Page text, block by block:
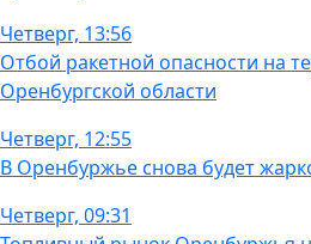
Четверг, 13:56
Отбой ракетной опасности на
Оренбургской области
Четверг, 12:55
В Оренбуржье снова будет
Четверг, 09:31